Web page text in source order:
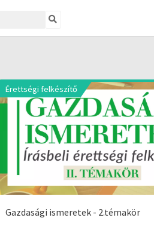
Érettségi felkészítő
Gazdasági ismeretek - 2.témakör